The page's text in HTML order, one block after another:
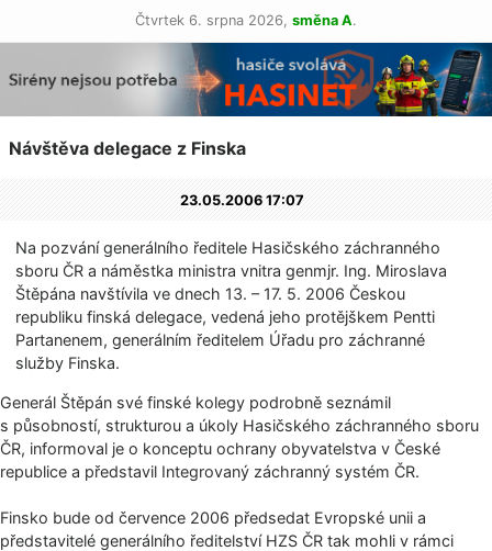
Čtvrtek 6. srpna 2026, směna A.
Návštěva delegace z Finska
23.05.2006 17:07
Na pozvání generálního ředitele Hasičského záchranného
sboru ČR a náměstka ministra vnitra genmjr. Ing. Miroslava
Štěpána navštívila ve dnech 13. – 17. 5. 2006 Českou
republiku finská delegace, vedená jeho protějškem Pentti
Partanenem, generálním ředitelem Úřadu pro záchranné
služby Finska.
Generál Štěpán své finské kolegy podrobně seznámil
s působností, strukturou a úkoly Hasičského záchranného sboru
ČR, informoval je o konceptu ochrany obyvatelstva v České
republice a představil Integrovaný záchranný systém ČR.
Finsko bude od července 2006 předsedat Evropské unii a
představitelé generálního ředitelství HZS ČR tak mohli v rámci